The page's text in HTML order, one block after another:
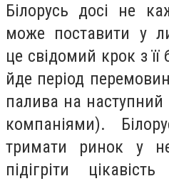
Білорусь досі не
може поставити у
це свідомий крок з її
йде період
палива на наступний
компаніями).
тримати ринок у
підігріти